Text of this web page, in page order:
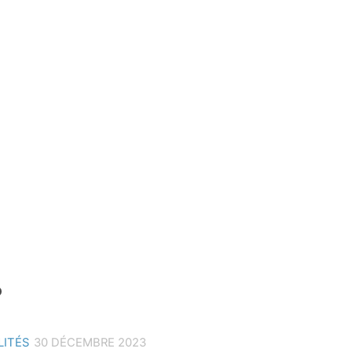
30 DÉCEMBRE 2023